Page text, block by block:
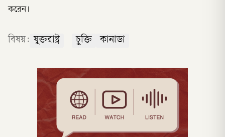
করেন।
বিষয়: যুক্তরাষ্ট্র চুক্তি কানাডা